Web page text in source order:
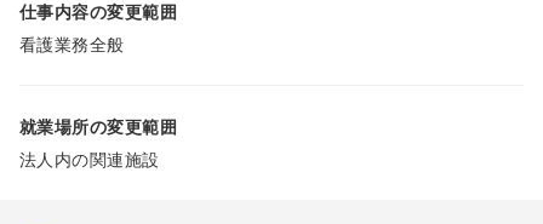
仕事内容の変更範囲
看護業務全般
就業場所の変更範囲
法人内の関連施設